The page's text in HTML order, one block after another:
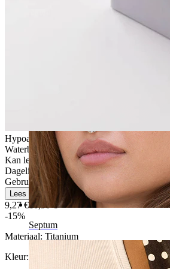
Septum
Hypoallergeen
Waterbestendig
Kan levenslang meegaan
Dagelijks gebruik
Gebruikersvriendelijk
Lees meer
9,27 €10,90 €
-15%
Materiaal: Titanium
Kleur: